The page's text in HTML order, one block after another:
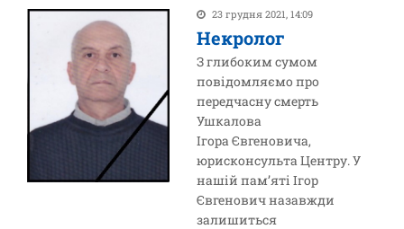
23 грудня 2021, 14:09
Некролог
З глибоким сумом
повідомляємо про
передчасну смерть
Ушкалова
Ігора Євгеновича,
юрисконсульта Центру. У
нашій пам’яті Ігор
Євгенович назавжди
залишиться